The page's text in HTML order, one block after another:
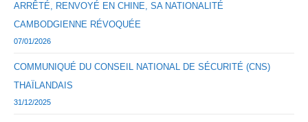
ARRÊTÉ, RENVOYÉ EN CHINE, SA NATIONALITÉ
CAMBODGIENNE RÉVOQUÉE
07/01/2026
COMMUNIQUÉ DU CONSEIL NATIONAL DE SÉCURITÉ (CNS)
THAÏLANDAIS
31/12/2025